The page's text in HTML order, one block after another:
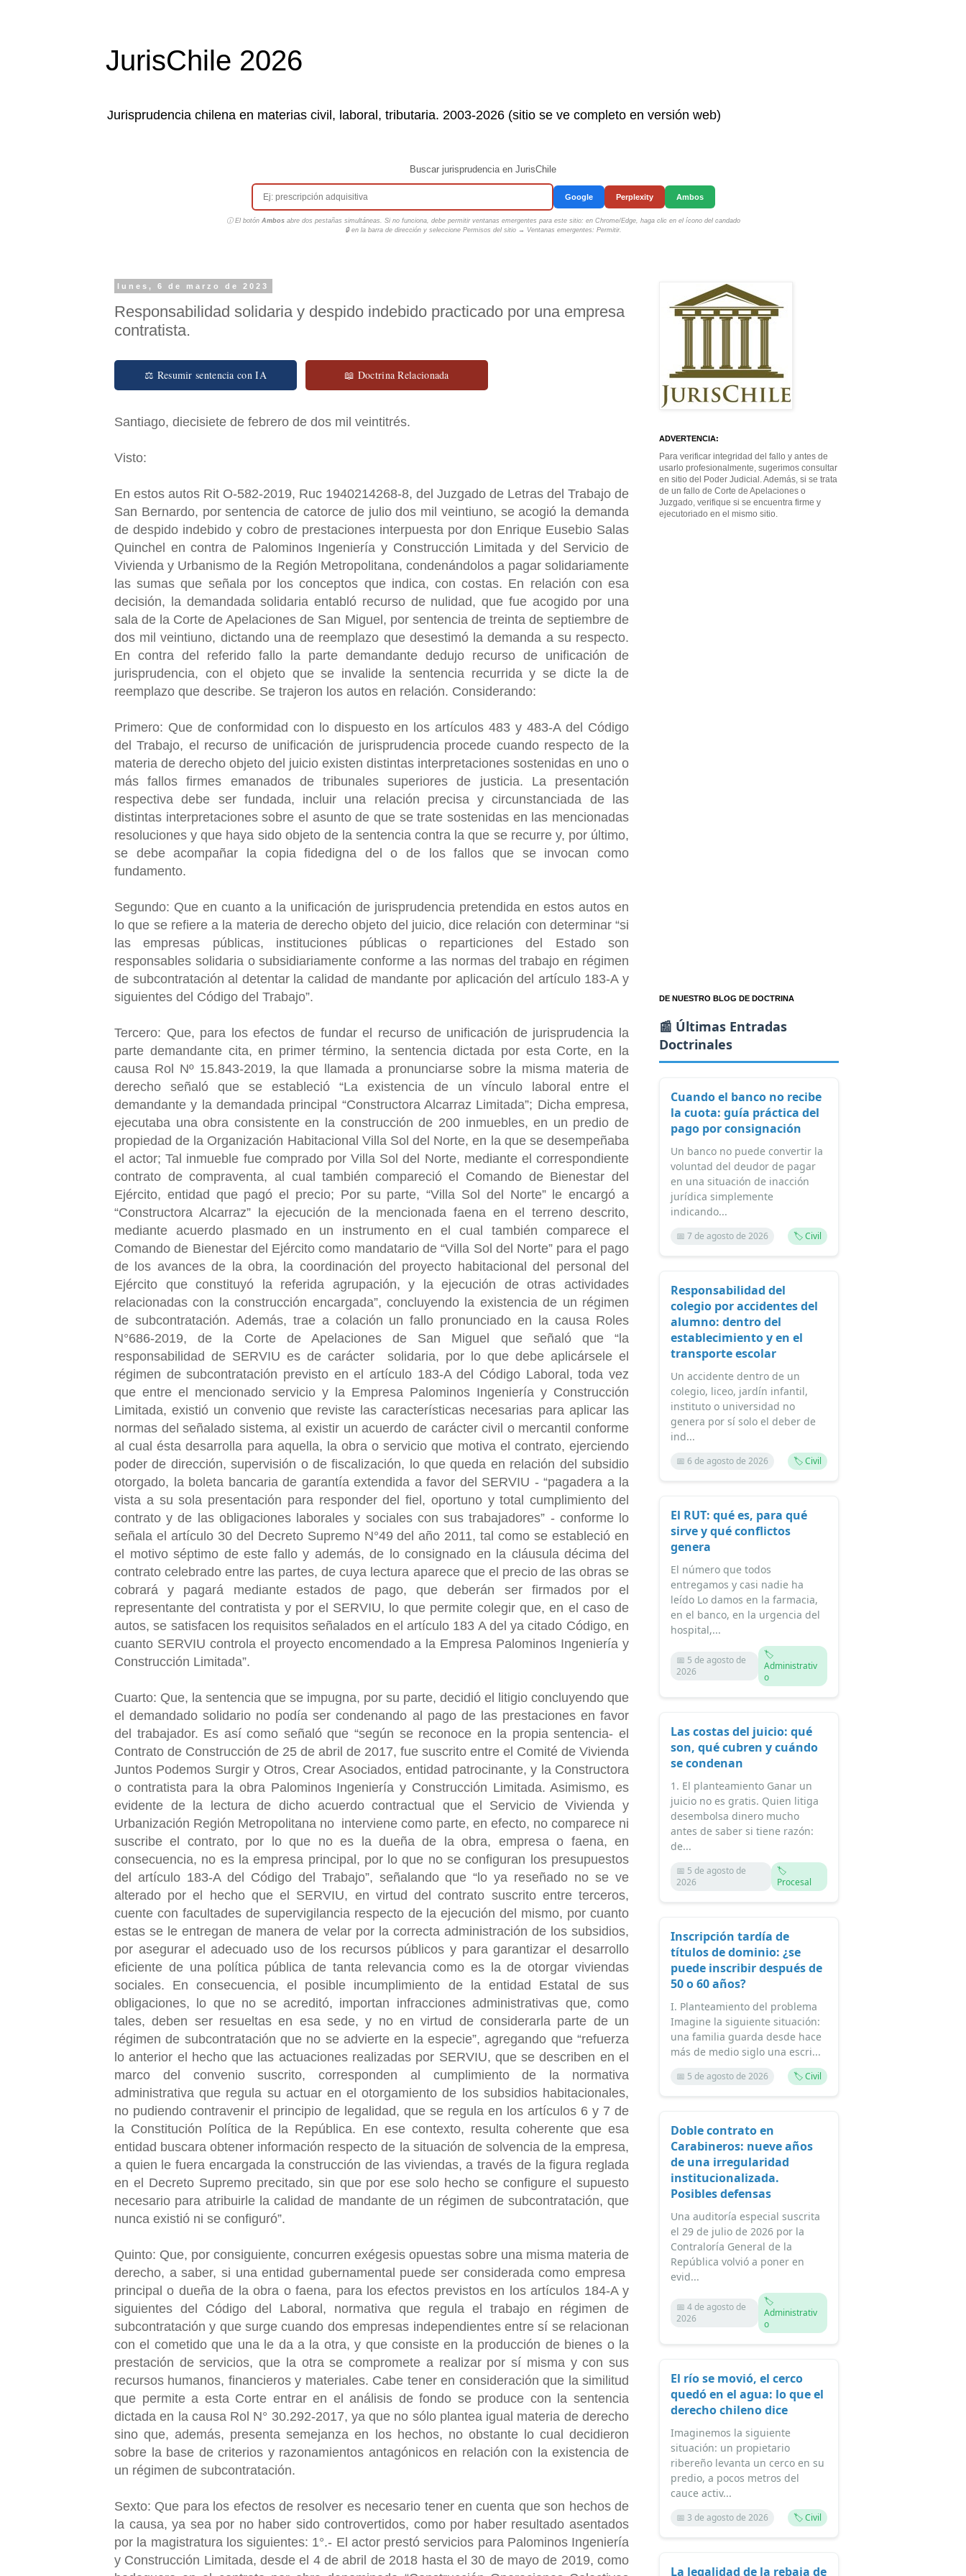
JurisChile 2026
Jurisprudencia chilena en materias civil, laboral, tributaria. 2003-2026 (sitio se ve completo en versión web)
Buscar jurisprudencia en JurisChile
Google Perplexity Ambos
ⓘ El botón Ambosabre dos pestañas simultáneas. Si no funciona, debe permitir ventanas emergentes para este sitio: en Chrome/Edge, haga clic en el ícono del candado
🔒 en la barra de dirección y seleccione Permisos del sitio → Ventanas emergentes: Permitir.
lunes, 6 de marzo de 2023
Responsabilidad solidaria y despido indebido practicado por una empresa
contratista.
⚖ Resumir sentencia con IA 📖 Doctrina Relacionada
Santiago, diecisiete de febrero de dos mil veintitrés.
Visto:
En estos autos Rit O-582-2019, Ruc 1940214268-8, del Juzgado de Letras del Trabajo de
San Bernardo, por sentencia de catorce de julio dos mil veintiuno, se acogió la demanda
de despido indebido y cobro de prestaciones interpuesta por don Enrique Eusebio Salas
Quinchel en contra de Palominos Ingeniería y Construcción Limitada y del Servicio de
Vivienda y Urbanismo de la Región Metropolitana, condenándolos a pagar solidariamente
las sumas que señala por los conceptos que indica, con costas. En relación con esa
decisión, la demandada solidaria entabló recurso de nulidad, que fue acogido por una
sala de la Corte de Apelaciones de San Miguel, por sentencia de treinta de septiembre de
dos mil veintiuno, dictando una de reemplazo que desestimó la demanda a su respecto.
En contra del referido fallo la parte demandante dedujo recurso de unificación de
jurisprudencia, con el objeto que se invalide la sentencia recurrida y se dicte la de
reemplazo que describe. Se trajeron los autos en relación. Considerando:
Primero: Que de conformidad con lo dispuesto en los artículos 483 y 483-A del Código
del Trabajo, el recurso de unificación de jurisprudencia procede cuando respecto de la
materia de derecho objeto del juicio existen distintas interpretaciones sostenidas en uno o
más fallos firmes emanados de tribunales superiores de justicia. La presentación
respectiva debe ser fundada, incluir una relación precisa y circunstanciada de las
distintas interpretaciones sobre el asunto de que se trate sostenidas en las mencionadas
resoluciones y que haya sido objeto de la sentencia contra la que se recurre y, por último,
se debe acompañar la copia fidedigna del o de los fallos que se invocan como
fundamento.
Segundo: Que en cuanto a la unificación de jurisprudencia pretendida en estos autos en
lo que se refiere a la materia de derecho objeto del juicio, dice relación con determinar “si
las empresas públicas, instituciones públicas o reparticiones del Estado son
responsables solidaria o subsidiariamente conforme a las normas del trabajo en régimen
de subcontratación al detentar la calidad de mandante por aplicación del artículo 183-A y
siguientes del Código del Trabajo”.
Tercero: Que, para los efectos de fundar el recurso de unificación de jurisprudencia la
parte demandante cita, en primer término, la sentencia dictada por esta Corte, en la
causa Rol Nº 15.843-2019, la que llamada a pronunciarse sobre la misma materia de
derecho señaló que se estableció “La existencia de un vínculo laboral entre el
demandante y la demandada principal “Constructora Alcarraz Limitada”; Dicha empresa,
ejecutaba una obra consistente en la construcción de 200 inmuebles, en un predio de
propiedad de la Organización Habitacional Villa Sol del Norte, en la que se desempeñaba
el actor; Tal inmueble fue comprado por Villa Sol del Norte, mediante el correspondiente
contrato de compraventa, al cual también compareció el Comando de Bienestar del
Ejército, entidad que pagó el precio; Por su parte, “Villa Sol del Norte” le encargó a
“Constructora Alcarraz” la ejecución de la mencionada faena en el terreno descrito,
mediante acuerdo plasmado en un instrumento en el cual también comparece el
Comando de Bienestar del Ejército como mandatario de “Villa Sol del Norte” para el pago
de los avances de la obra, la coordinación del proyecto habitacional del personal del
Ejército que constituyó la referida agrupación, y la ejecución de otras actividades
relacionadas con la construcción encargada”, concluyendo la existencia de un régimen
de subcontratación. Además, trae a colación un fallo pronunciado en la causa Roles
N°686-2019, de la Corte de Apelaciones de San Miguel que señaló que “la
responsabilidad de SERVIU es de carácter solidaria, por lo que debe aplicársele el
régimen de subcontratación previsto en el artículo 183-A del Código Laboral, toda vez
que entre el mencionado servicio y la Empresa Palominos Ingeniería y Construcción
Limitada, existió un convenio que reviste las características necesarias para aplicar las
normas del señalado sistema, al existir un acuerdo de carácter civil o mercantil conforme
al cual ésta desarrolla para aquella, la obra o servicio que motiva el contrato, ejerciendo
poder de dirección, supervisión o de fiscalización, lo que queda en relación del subsidio
otorgado, la boleta bancaria de garantía extendida a favor del SERVIU - “pagadera a la
vista a su sola presentación para responder del fiel, oportuno y total cumplimiento del
contrato y de las obligaciones laborales y sociales con sus trabajadores” - conforme lo
señala el artículo 30 del Decreto Supremo N°49 del año 2011, tal como se estableció en
el motivo séptimo de este fallo y además, de lo consignado en la cláusula décima del
contrato celebrado entre las partes, de cuya lectura aparece que el precio de las obras se
cobrará y pagará mediante estados de pago, que deberán ser firmados por el
representante del contratista y por el SERVIU, lo que permite colegir que, en el caso de
autos, se satisfacen los requisitos señalados en el artículo 183 A del ya citado Código, en
cuanto SERVIU controla el proyecto encomendado a la Empresa Palominos Ingeniería y
Construcción Limitada”.
Cuarto: Que, la sentencia que se impugna, por su parte, decidió el litigio concluyendo que
el demandado solidario no podía ser condenando al pago de las prestaciones en favor
del trabajador. Es así como señaló que “según se reconoce en la propia sentencia- el
Contrato de Construcción de 25 de abril de 2017, fue suscrito entre el Comité de Vivienda
Juntos Podemos Surgir y Otros, Crear Asociados, entidad patrocinante, y la Constructora
o contratista para la obra Palominos Ingeniería y Construcción Limitada. Asimismo, es
evidente de la lectura de dicho acuerdo contractual que el Servicio de Vivienda y
Urbanización Región Metropolitana no interviene como parte, en efecto, no comparece ni
suscribe el contrato, por lo que no es la dueña de la obra, empresa o faena, en
consecuencia, no es la empresa principal, por lo que no se configuran los presupuestos
del artículo 183-A del Código del Trabajo”, señalando que “lo ya reseñado no se ve
alterado por el hecho que el SERVIU, en virtud del contrato suscrito entre terceros,
cuente con facultades de supervigilancia respecto de la ejecución del mismo, por cuanto
estas se le entregan de manera de velar por la correcta administración de los subsidios,
por asegurar el adecuado uso de los recursos públicos y para garantizar el desarrollo
eficiente de una política pública de tanta relevancia como es la de otorgar viviendas
sociales. En consecuencia, el posible incumplimiento de la entidad Estatal de sus
obligaciones, lo que no se acreditó, importan infracciones administrativas que, como
tales, deben ser resueltas en esa sede, y no en virtud de considerarla parte de un
régimen de subcontratación que no se advierte en la especie”, agregando que “refuerza
lo anterior el hecho que las actuaciones realizadas por SERVIU, que se describen en el
marco del convenio suscrito, corresponden al cumplimiento de la normativa
administrativa que regula su actuar en el otorgamiento de los subsidios habitacionales,
no pudiendo contravenir el principio de legalidad, que se regula en los artículos 6 y 7 de
la Constitución Política de la República. En ese contexto, resulta coherente que esa
entidad buscara obtener información respecto de la situación de solvencia de la empresa,
a quien le fuera encargada la construcción de las viviendas, a través de la figura reglada
en el Decreto Supremo precitado, sin que por ese solo hecho se configure el supuesto
necesario para atribuirle la calidad de mandante de un régimen de subcontratación, que
nunca existió ni se configuró”.
Quinto: Que, por consiguiente, concurren exégesis opuestas sobre una misma materia de
derecho, a saber, si una entidad gubernamental puede ser considerada como empresa
principal o dueña de la obra o faena, para los efectos previstos en los artículos 184-A y
siguientes del Código del Laboral, normativa que regula el trabajo en régimen de
subcontratación y que surge cuando dos empresas independientes entre sí se relacionan
con el cometido que una le da a la otra, y que consiste en la producción de bienes o la
prestación de servicios, que la otra se compromete a realizar por sí misma y con sus
recursos humanos, financieros y materiales. Cabe tener en consideración que la similitud
que permite a esta Corte entrar en el análisis de fondo se produce con la sentencia
dictada en la causa Rol N° 30.292-2017, ya que no sólo plantea igual materia de derecho
sino que, además, presenta semejanza en los hechos, no obstante lo cual decidieron
sobre la base de criterios y razonamientos antagónicos en relación con la existencia de
un régimen de subcontratación.
Sexto: Que para los efectos de resolver es necesario tener en cuenta que son hechos de
la causa, ya sea por no haber sido controvertidos, como por haber resultado asentados
por la magistratura los siguientes: 1°.- El actor prestó servicios para Palominos Ingeniería
y Construcción Limitada, desde el 4 de abril de 2018 hasta el 30 de mayo de 2019, como
ADVERTENCIA:
Para verificar integridad del fallo y antes de
usarlo profesionalmente, sugerimos consultar
en sitio del Poder Judicial. Además, si se trata
de un fallo de Corte de Apelaciones o
Juzgado, verifique si se encuentra firme y
ejecutoriado en el mismo sitio.
DE NUESTRO BLOG DE DOCTRINA
📰 Últimas Entradas
Doctrinales
Cuando el banco no recibe
la cuota: guía práctica del
pago por consignación
Un banco no puede convertir la
voluntad del deudor de pagar
en una situación de inacción
jurídica simplemente
indicando...
📅 7 de agosto de 2026 🏷️ Civil
Responsabilidad del
colegio por accidentes del
alumno: dentro del
establecimiento y en el
transporte escolar
Un accidente dentro de un
colegio, liceo, jardín infantil,
instituto o universidad no
genera por sí solo el deber de
ind...
📅 6 de agosto de 2026 🏷️ Civil
El RUT: qué es, para qué
sirve y qué conflictos
genera
El número que todos
entregamos y casi nadie ha
leído Lo damos en la farmacia,
en el banco, en la urgencia del
hospital,...
📅 5 de agosto de
2026
🏷️
Administrativ
o
Las costas del juicio: qué
son, qué cubren y cuándo
se condenan
1. El planteamiento Ganar un
juicio no es gratis. Quien litiga
desembolsa dinero mucho
antes de saber si tiene razón:
de...
📅 5 de agosto de
2026
🏷️
Procesal
Inscripción tardía de
títulos de dominio: ¿se
puede inscribir después de
50 o 60 años?
I. Planteamiento del problema
Imagine la siguiente situación:
una familia guarda desde hace
más de medio siglo una escri...
📅 5 de agosto de 2026 🏷️ Civil
Doble contrato en
Carabineros: nueve años
de una irregularidad
institucionalizada.
Posibles defensas
Una auditoría especial suscrita
el 29 de julio de 2026 por la
Contraloría General de la
República volvió a poner en
evid...
📅 4 de agosto de
2026
🏷️
Administrativ
o
El río se movió, el cerco
quedó en el agua: lo que el
derecho chileno dice
Imaginemos la siguiente
situación: un propietario
ribereño levanta un cerco en su
predio, a pocos metros del
cauce activ...
📅 3 de agosto de 2026 🏷️ Civil
La legalidad de la rebaja de